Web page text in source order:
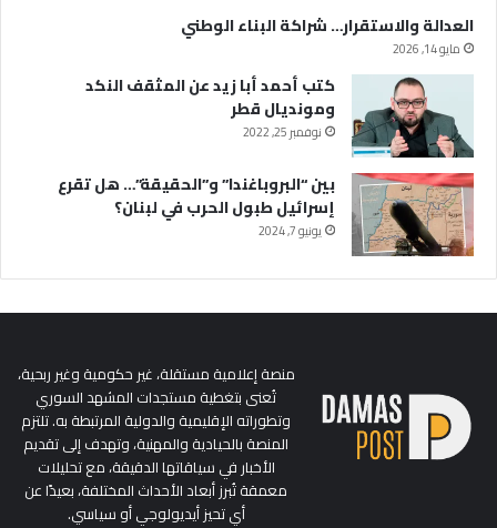
العدالة والاستقرار… شراكة البناء الوطني
مايو 14, 2026
كتب أحمد أبا زيد عن المثقف النكد
ومونديال قطر
نوفمبر 25, 2022
بين “البروباغندا” و”الحقيقة”… هل تقرع
إسرائيل طبول الحرب في لبنان؟
يونيو 7, 2024
منصة إعلامية مستقلة، غير حكومية وغير ربحية،
تُعنى بتغطية مستجدات المشهد السوري
وتطوراته الإقليمية والدولية المرتبطة به. تلتزم
المنصة بالحيادية والمهنية، وتهدف إلى تقديم
الأخبار في سياقاتها الدقيقة، مع تحليلات
معمقة تُبرز أبعاد الأحداث المختلفة، بعيدًا عن
أي تحيز أيديولوجي أو سياسي.